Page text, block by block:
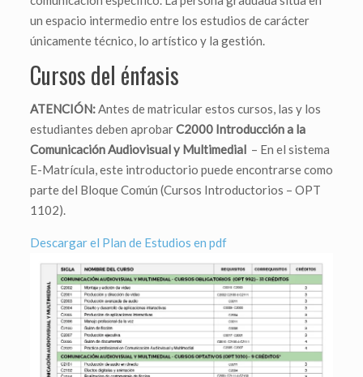
un espacio intermedio entre los estudios de carácter
únicamente técnico, lo artístico y la gestión.
Cursos del énfasis
ATENCIÓN:Antes de matricular estos cursos, las y los
estudiantes deben aprobarC2000 Introducción a la
Comunicación Audiovisual y Multimedial – En el sistema
E-Matrícula, este introductorio puede encontrarse como
parte del Bloque Común (Cursos Introductorios – OPT
1102).
Descargar el Plan de Estudios en pdf